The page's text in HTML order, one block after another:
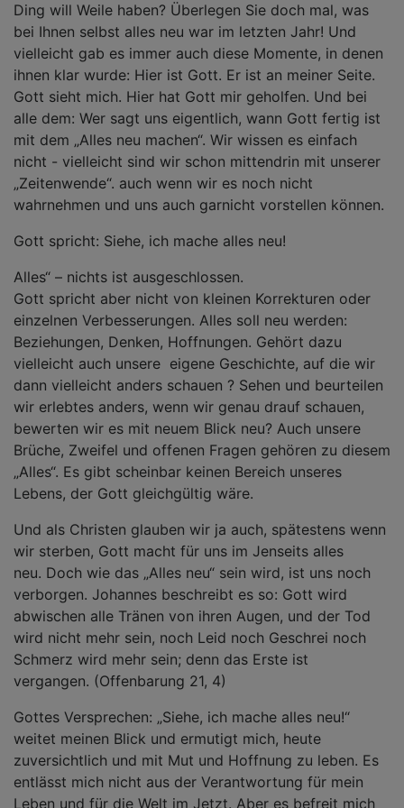
Ding will Weile haben? Überlegen Sie doch mal, was
bei Ihnen selbst alles neu war im letzten Jahr! Und
vielleicht gab es immer auch diese Momente, in denen
ihnen klar wurde: Hier ist Gott. Er ist an meiner Seite.
Gott sieht mich. Hier hat Gott mir geholfen. Und bei
alle dem: Wer sagt uns eigentlich, wann Gott fertig ist
mit dem „Alles neu machen“. Wir wissen es einfach
nicht - vielleicht sind wir schon mittendrin mit unserer
„Zeitenwende“. auch wenn wir es noch nicht
wahrnehmen und uns auch garnicht vorstellen können.
Gott spricht: Siehe, ich mache alles neu!
Alles“ – nichts ist ausgeschlossen.
Gott spricht aber nicht von kleinen Korrekturen oder
einzelnen Verbesserungen. Alles soll neu werden:
Beziehungen, Denken, Hoffnungen. Gehört dazu
vielleicht auch unsere eigene Geschichte, auf die wir
dann vielleicht anders schauen ? Sehen und beurteilen
wir erlebtes anders, wenn wir genau drauf schauen,
bewerten wir es mit neuem Blick neu? Auch unsere
Brüche, Zweifel und offenen Fragen gehören zu diesem
„Alles“. Es gibt scheinbar keinen Bereich unseres
Lebens, der Gott gleichgültig wäre.
Und als Christen glauben wir ja auch, spätestens wenn
wir sterben, Gott macht für uns im Jenseits alles
neu. Doch wie das „Alles neu“ sein wird, ist uns noch
verborgen. Johannes beschreibt es so: Gott wird
abwischen alle Tränen von ihren Augen, und der Tod
wird nicht mehr sein, noch Leid noch Geschrei noch
Schmerz wird mehr sein; denn das Erste ist
vergangen. (Offenbarung 21, 4)
Gottes Versprechen: „Siehe, ich mache alles neu!“
weitet meinen Blick und ermutigt mich, heute
zuversichtlich und mit Mut und Hoffnung zu leben. Es
entlässt mich nicht aus der Verantwortung für mein
Leben und für die Welt im Jetzt. Aber es befreit mich